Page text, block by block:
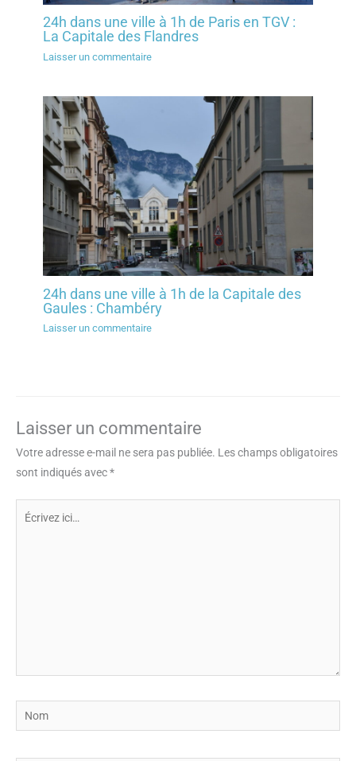
24h dans une ville à 1h de Paris en TGV :
La Capitale des Flandres
Laisser un commentaire
24h dans une ville à 1h de la Capitale des
Gaules : Chambéry
Laisser un commentaire
Laisser un commentaire
Votre adresse e-mail ne sera pas publiée. Les champs obligatoires
sont indiqués avec*
Nom